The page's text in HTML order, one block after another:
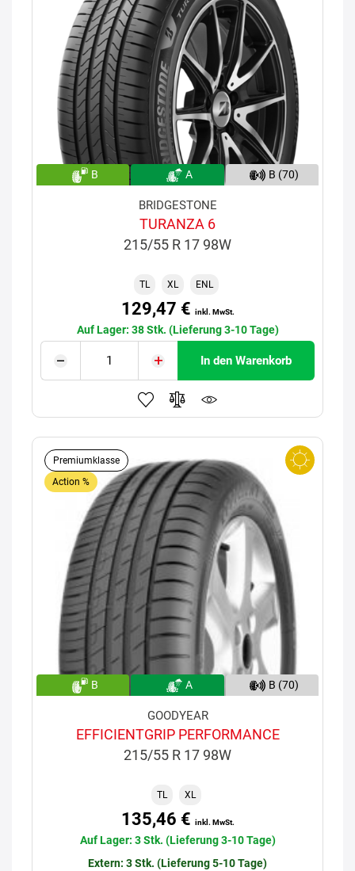
B A B (70)
BRIDGESTONE
TURANZA 6
215/55 R 17 98W
TL XL ENL
129,47 € inkl. MwSt.
Auf Lager: 38 Stk. (Lieferung 3-10 Tage)
In den Warenkorb
Premiumklasse
Action %
B A B (70)
GOODYEAR
EFFICIENTGRIP PERFORMANCE
215/55 R 17 98W
TL XL
135,46 € inkl. MwSt.
Auf Lager: 3 Stk. (Lieferung 3-10 Tage)
Extern: 3 Stk. (Lieferung 5-10 Tage)